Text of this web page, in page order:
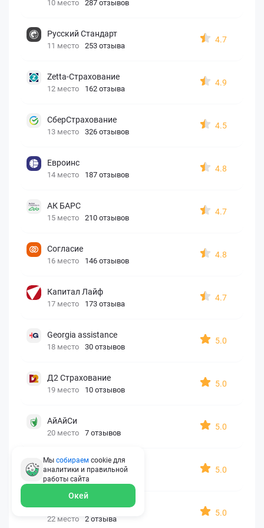
10 место 287 отзывов
Русский Стандарт
11 место 253 отзыва
4.7
Zetta-Страхование
12 место 162 отзыва
4.9
СберСтрахование
13 место 326 отзывов
4.5
Евроинс
14 место 187 отзывов
4.8
АК БАРС
15 место 210 отзывов
4.7
Согласие
16 место 146 отзывов
4.8
Капитал Лайф
17 место 173 отзыва
4.7
Georgia assistance
18 место 30 отзывов
5.0
Д2 Страхование
19 место 10 отзывов
5.0
АйАйСи
20 место 7 отзывов
5.0
OxySport
21 место 6 отзывов
5.0
ERGO AXA
22 место 2 отзыва
5.0
Мы собираем cookie для
аналитики и правильной
работы сайта
Окей